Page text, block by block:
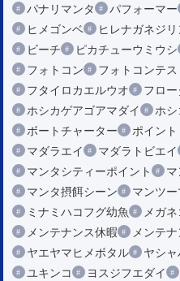
パナリマンタ
パフォーマー
ヒメゴンベ
ヒレナガネジリ
ビーチ
ピカチューウミウシ
フォトコン
フォトコンテス
フタイロカエルウオ
フロ
ホシカゲアゴアマダイ
ホ
ボートチャーター
ポイン
マダラエイ
マダラトビエイ
マンタシティーポイント
マンタ摂餌シーン
マンツー
ミナミハコフグ幼魚
メガ
メンテナンス休暇
メンテ
ヤエヤマヒメボタル
ヤシ
ユキンコ
ヨスジフエダイ